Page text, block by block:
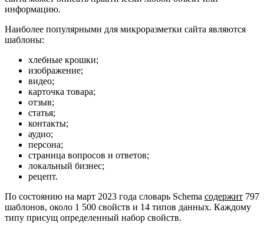
информацию.
Наиболее популярными для микроразметки сайта являются
шаблоны:
хлебные крошки;
изображение;
видео;
карточка товара;
отзыв;
статья;
контакты;
аудио;
персона;
страница вопросов и ответов;
локальный бизнес;
рецепт.
По состоянию на март 2023 года словарь Schema содержит 797
шаблонов, около 1 500 свойств и 14 типов данных. Каждому
типу присущ определенный набор свойств.